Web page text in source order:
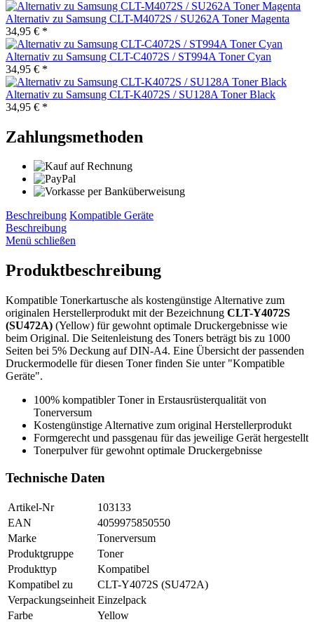
Alternativ zu Samsung CLT-M4072S / SU262A Toner Magenta
34,95 € *
Alternativ zu Samsung CLT-C4072S / ST994A Toner Cyan
34,95 € *
Alternativ zu Samsung CLT-K4072S / SU128A Toner Black
34,95 € *
Zahlungsmethoden
Beschreibung Kompatible Geräte
Beschreibung
Menü schließen
Produktbeschreibung
Kompatible Tonerkartusche als kostengünstige Alternative zum
originalen Herstellerprodukt mit der Bezeichnung CLT-Y4072S
(SU472A) (Yellow) für gewohnt optimale Druckergebnisse wie
beim Original. Die Seitenleistung des Toners beträgt bis zu 1000
Seiten bei 5% Deckung auf DIN-A4. Eine Übersicht der passenden
Druckermodelle für diesen Toner finden Sie unter "Kompatible
Geräte".
100% kompatibler Toner in Erstausrüsterqualität von
Tonerversum
Kostengünstige Alternative zum original Herstellerprodukt
Formgerecht und passgenau für das jeweilige Gerät hergestellt
Tonerpulver für gewohnt optimale Druckergebnisse
Technische Daten
Artikel-Nr
103133
EAN
4059975850550
Marke
Tonerversum
Produktgruppe
Toner
Produkttyp
Kompatibel
Kompatibel zu
CLT-Y4072S (SU472A)
Verpackungseinheit Einzelpack
Farbe
Yellow